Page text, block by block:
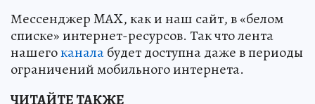
Мессенджер MAX, как и наш сайт, в «белом
списке» интернет-ресурсов. Так что лента
нашегоканалабудет доступна даже в периоды
ограничений мобильного интернета.